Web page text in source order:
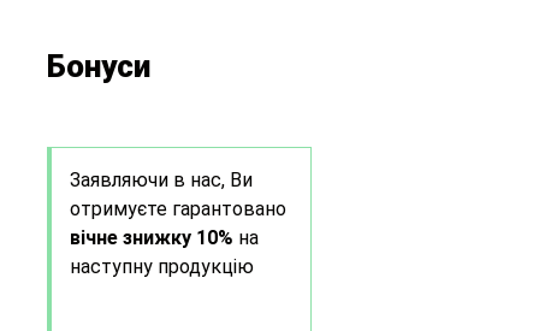
Бонуси
Заявляючи в нас, Ви
отримуєте гарантовано
вічне знижку 10% на
наступну продукцію